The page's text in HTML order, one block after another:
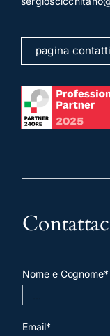
pagina contatti
Nome e Cognome*
Email*